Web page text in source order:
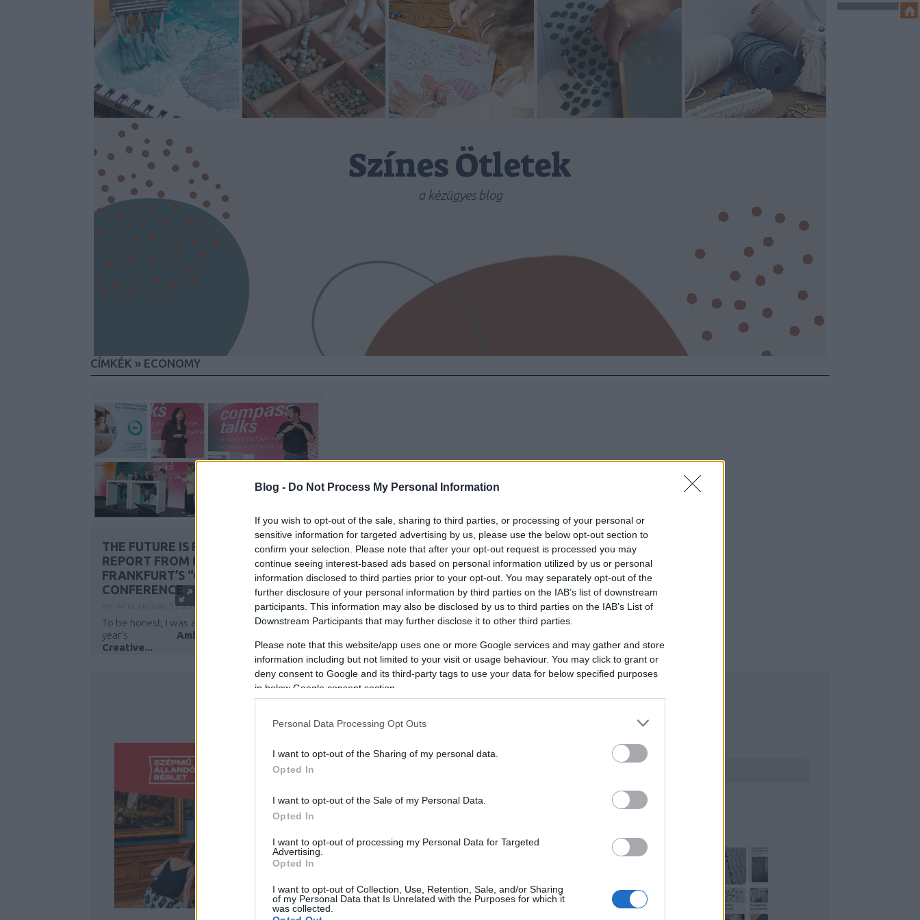
Blog - Do Not Process My Personal Information
If you wish to opt-out of the sale, sharing to third parties, or processing of your personal or
sensitive information for targeted advertising by us, please use the below opt-out section to
confirm your selection. Please note that after your opt-out request is processed you may
continue seeing interest-based ads based on personal information utilized by us or personal
information disclosed to third parties prior to your opt-out. You may separately opt-out of the
further disclosure of your personal information by third parties on the IAB’s list of downstream
participants. This information may also be disclosed by us to third parties on the IAB’s List of
Downstream Participants that may further disclose it to other third parties.
Please note that this website/app uses one or more Google services and may gather and store
information including but not limited to your visit or usage behaviour. You may click to grant or
deny consent to Google and its third-party tags to use your data for below specified purposes
in below Google consent section.
Personal Data Processing Opt Outs
I want to opt-out of the Sharing of my personal data.
Opted In
I want to opt-out of the Sale of my Personal Data.
Opted In
I want to opt-out of processing my Personal Data for Targeted
Advertising.
Opted In
I want to opt-out of Collection, Use, Retention, Sale, and/or Sharing
of my Personal Data that Is Unrelated with the Purposes for which it
was collected.
Színes Ötletek
a kézügyes blog
CÍMKÉK » ECONOMY
THE FUTURE IS PRESENT – A
REPORT FROM MESSE
FRANKFURT’S “COMPASS TALKS”
CONFERENCE
2026. FEB 20.
To be honest, I was a bit concerned before this
year’s Ambiente-Christmasworld-
Creative...
KERESÉS